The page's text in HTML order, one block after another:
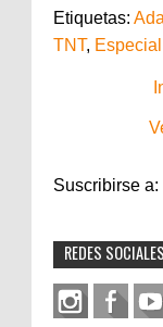
Etiquetas:
TNT,
Suscribirse a:
REDES SOCIALES